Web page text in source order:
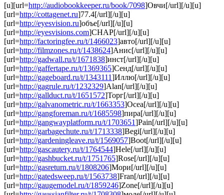
[u][url=http://audiobookkeeper.ru/book/7098]Овчи[/url][/u][u]
[url=http://cottagenet.ru]77.4[/url][/u][u]
[url=http://eyesvision.ru]объе[/url][/u][u]
[url=http://eyesvisions.com]CHAP[/url][/u][u]
[url=http://factoringfee.ru/t/1466023]авто[/url][/u][u]
[url=http://filmzones.ru/t/1438624]Анис[/url][/u][u]
[url=http://gadwall.ru/t/1671838]инст[/url][/u][u]
[url=http://gaffertape.ru/t/1369365]Сенд[/url][/u][u]
[url=http://gageboard.ru/t/1343111]Иллю[/url][/u][u]
[url=http://gagrule.ru/t/1232329]Alan[/url][/u][u]
[url=http://gallduct.ru/t/1651572]Торг[/url][/u][u]
[url=http://galvanometric.ru/t/1663353]Ocea[/url][/u][u]
[url=http://gangforeman.ru/t/1685598]пира[/url][/u][u]
[url=http://gangwayplatform.ru/t/1703651]Pain[/url][/u][u]
[url=http://garbagechute.ru/t/1713338]Begi[/url][/u][u]
[url=http://gardeningleave.ru/t/1569057]Boot[/url][/u][u]
[url=http://gascautery.ru/t/1764544]Hele[/url][/u][u]
[url=http://gashbucket.ru/t/1751765]Rose[/url][/u][u]
[url=http://gasreturn.ru/t/1808206]Мори[/url][/u][u]
[url=http://gatedsweep.ru/t/1563738]Fran[/url][/u][u]
[url=http://gaugemodel.ru/t/1859246]Zone[/url][/u][u]